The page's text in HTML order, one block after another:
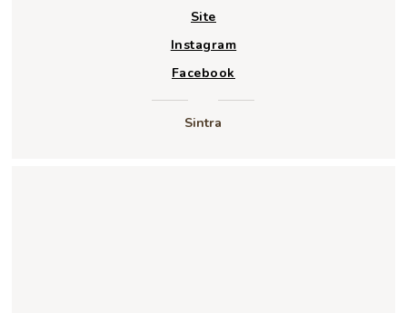
Site
Instagram
Facebook
Sintra